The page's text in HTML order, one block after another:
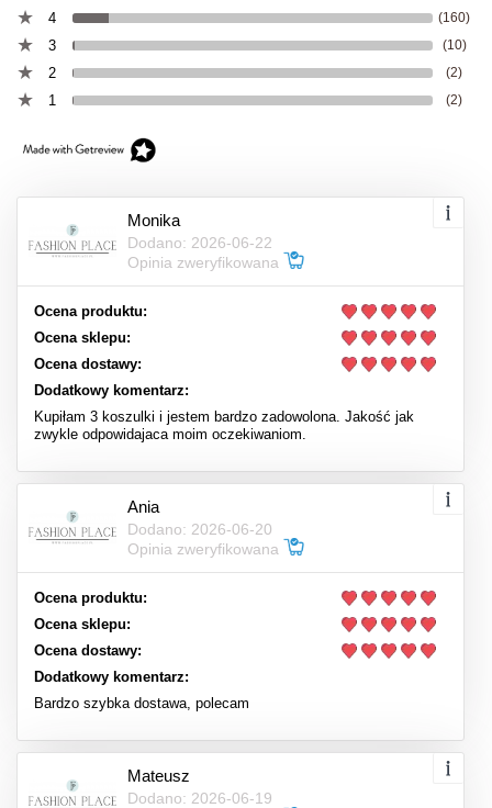
4 (160)
3 (10)
2 (2)
1 (2)
Monika
Dodano: 2026-06-22
Opinia zweryfikowana
Ocena produktu:
Ocena sklepu:
Ocena dostawy:
Dodatkowy komentarz:
Kupiłam 3 koszulki i jestem bardzo zadowolona. Jakość jak
zwykle odpowidajaca moim oczekiwaniom.
Ania
Dodano: 2026-06-20
Opinia zweryfikowana
Ocena produktu:
Ocena sklepu:
Ocena dostawy:
Dodatkowy komentarz:
Bardzo szybka dostawa, polecam
Mateusz
Dodano: 2026-06-19